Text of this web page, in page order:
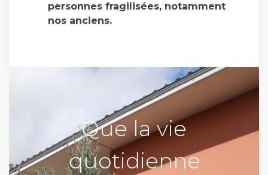
personnes fragilisées, notamment
nos anciens.
Que la vie
quotidienne